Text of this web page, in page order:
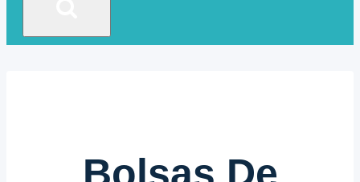
Bolsas De